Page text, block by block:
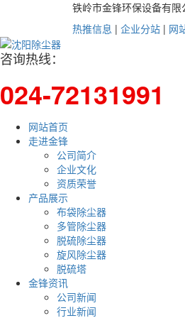
铁岭市金锋环保设备有限
热推信息 | 企业分站 | 网
咨询热线：
024-72131991
网站首页
走进金锋
公司简介
企业文化
资质荣誉
产品展示
布袋除尘器
多管除尘器
脱硫除尘器
旋风除尘器
脱硫塔
金锋资讯
公司新闻
行业新闻